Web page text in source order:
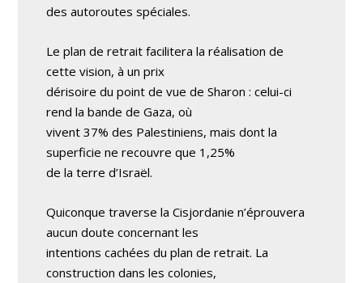
des autoroutes spéciales.
Le plan de retrait facilitera la réalisation de
cette vision, à un prix
dérisoire du point de vue de Sharon : celui-ci
rend la bande de Gaza, où
vivent 37% des Palestiniens, mais dont la
superficie ne recouvre que 1,25%
de la terre d’Israël.
Quiconque traverse la Cisjordanie n’éprouvera
aucun doute concernant les
intentions cachées du plan de retrait. La
construction dans les colonies,